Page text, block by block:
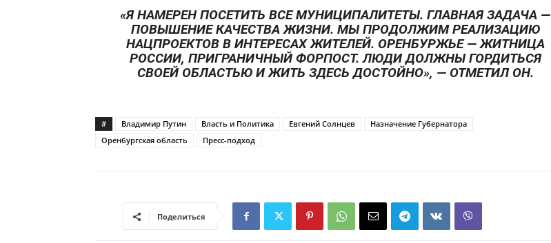
«Я НАМЕРЕН ПОСЕТИТЬ ВСЕ МУНИЦИПАЛИТЕТЫ. ГЛАВНАЯ ЗАДАЧА —
ПОВЫШЕНИЕ КАЧЕСТВА ЖИЗНИ. МЫ ПРОДОЛЖИМ РЕАЛИЗАЦИЮ
НАЦПРОЕКТОВ В ИНТЕРЕСАХ ЖИТЕЛЕЙ. ОРЕНБУРЖЬЕ — ЖИТНИЦА
РОССИИ, ПРИГРАНИЧНЫЙ ФОРПОСТ. ЛЮДИ ДОЛЖНЫ ГОРДИТЬСЯ
СВОЕЙ ОБЛАСТЬЮ И ЖИТЬ ЗДЕСЬ ДОСТОЙНО», — ОТМЕТИЛ ОН.
# Владимир Путин Власть и Политика Евгений Солнцев
Назначение Губернатора
Оренбургская область
Пресс-подход
Поделиться